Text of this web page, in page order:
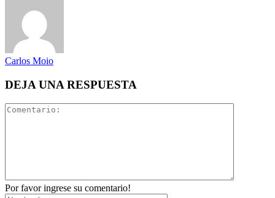
Carlos Moio
DEJA UNA RESPUESTA
Por favor ingrese su comentario!